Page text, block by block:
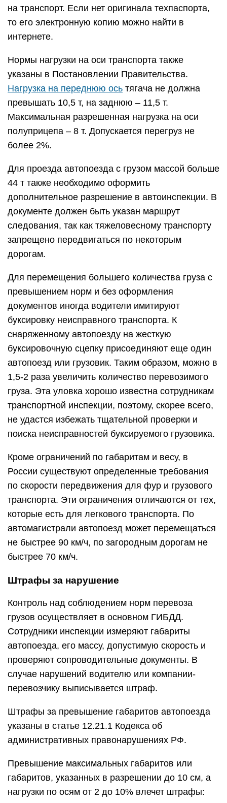
на транспорт. Если нет оригинала техпаспорта,
то его электронную копию можно найти в
интернете.
Нормы нагрузки на оси транспорта также
указаны в Постановлении Правительства.
Нагрузка на переднюю ось тягача не должна
превышать 10,5 т, на заднюю – 11,5 т.
Максимальная разрешенная нагрузка на оси
полуприцепа – 8 т. Допускается перегруз не
более 2%.
Для проезда автопоезда с грузом массой больше
44 т также необходимо оформить
дополнительное разрешение в автоинспекции. В
документе должен быть указан маршрут
следования, так как тяжеловесному транспорту
запрещено передвигаться по некоторым
дорогам.
Для перемещения большего количества груза с
превышением норм и без оформления
документов иногда водители имитируют
буксировку неисправного транспорта. К
снаряженному автопоезду на жесткую
буксировочную сцепку присоединяют еще один
автопоезд или грузовик. Таким образом, можно в
1,5-2 раза увеличить количество перевозимого
груза. Эта уловка хорошо известна сотрудникам
транспортной инспекции, поэтому, скорее всего,
не удастся избежать тщательной проверки и
поиска неисправностей буксируемого грузовика.
Кроме ограничений по габаритам и весу, в
России существуют определенные требования
по скорости передвижения для фур и грузового
транспорта. Эти ограничения отличаются от тех,
которые есть для легкового транспорта. По
автомагистрали автопоезд может перемещаться
не быстрее 90 км/ч, по загородным дорогам не
быстрее 70 км/ч.
Штрафы за нарушение
Контроль над соблюдением норм перевоза
грузов осуществляет в основном ГИБДД.
Сотрудники инспекции измеряют габариты
автопоезда, его массу, допустимую скорость и
проверяют сопроводительные документы. В
случае нарушений водителю или компании-
перевозчику выписывается штраф.
Штрафы за превышение габаритов автопоезда
указаны в статье 12.21.1 Кодекса об
административных правонарушениях РФ.
Превышение максимальных габаритов или
габаритов, указанных в разрешении до 10 см, а
нагрузки по осям от 2 до 10% влечет штрафы: